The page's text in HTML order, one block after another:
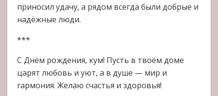
приносил удачу, а рядом всегда были добрые и
надёжные люди.
***
С Днём рождения, кум! Пусть в твоём доме
царят любовь и уют, а в душе — мир и
гармония. Желаю счастья и здоровья!